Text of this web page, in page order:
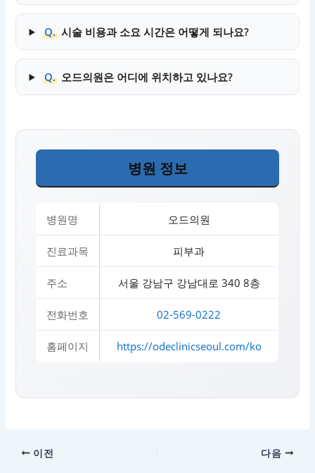
Q. 시술 비용과 소요 시간은 어떻게 되나요?
Q. 오드의원은 어디에 위치하고 있나요?
병원 정보
병원명 오드의원
진료과목 피부과
주소 서울 강남구 강남대로 340 8층
전화번호 02-569-0222
홈페이지 https://odeclinicseoul.com/ko
이전 다음